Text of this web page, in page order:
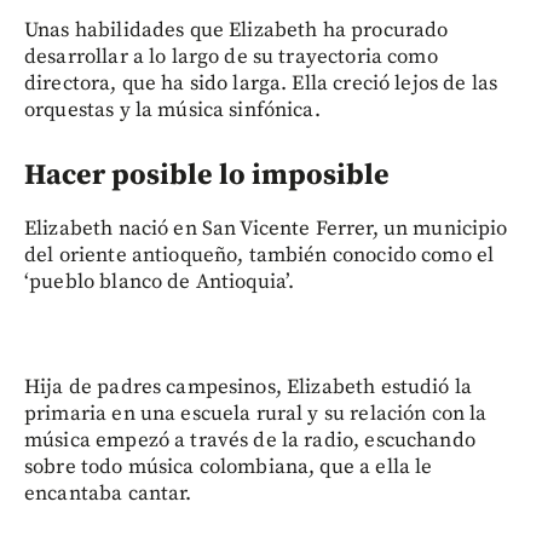
Unas habilidades que Elizabeth ha procurado
desarrollar a lo largo de su trayectoria como
directora, que ha sido larga. Ella creció lejos de las
orquestas y la música sinfónica.
Hacer posible lo imposible
Elizabeth nació en San Vicente Ferrer, un municipio
del oriente antioqueño, también conocido como el
‘pueblo blanco de Antioquia’.
Hija de padres campesinos, Elizabeth estudió la
primaria en una escuela rural y su relación con la
música empezó a través de la radio, escuchando
sobre todo música colombiana, que a ella le
encantaba cantar.